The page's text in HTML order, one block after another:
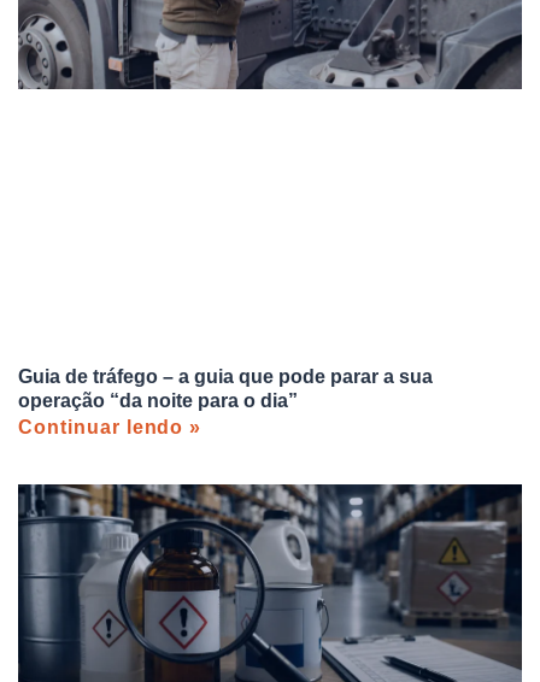
Guia de tráfego – a guia que pode parar a sua
operação “da noite para o dia”
Continuar lendo »